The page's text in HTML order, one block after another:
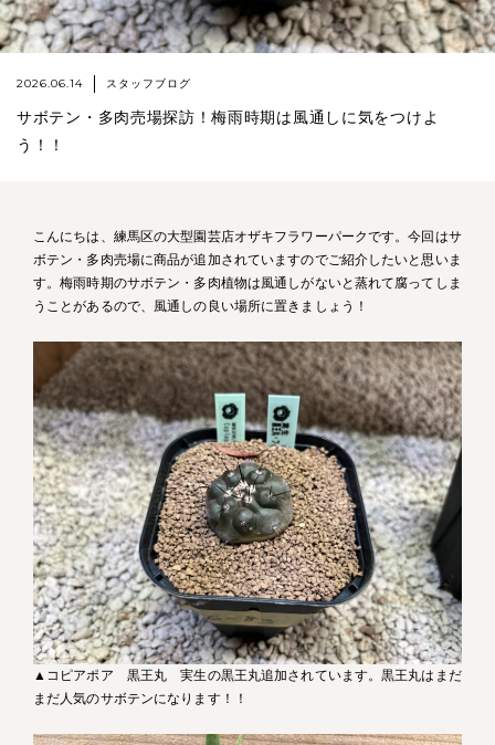
2026.06.14 スタッフブログ
サボテン・多肉売場探訪！梅雨時期は風通しに気をつけよ
う！！
こんにちは、練馬区の大型園芸店オザキフラワーパークです。今回はサ
ボテン・多肉売場に商品が追加されていますのでご紹介したいと思いま
す。梅雨時期のサボテン・多肉植物は風通しがないと蒸れて腐ってしま
うことがあるので、風通しの良い場所に置きましょう！
▲コピアポア 黒王丸 実生の黒王丸追加されています。黒王丸はまだ
まだ人気のサボテンになります！！